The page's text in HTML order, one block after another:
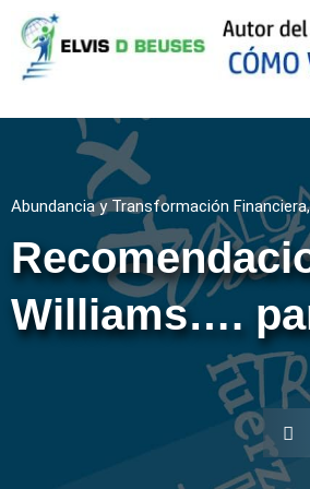
Abundancia y Transformación Financiera
Williams….